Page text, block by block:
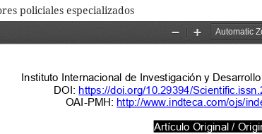
policiales especializados